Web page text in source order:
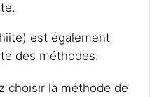
est également
des méthodes.
choisir la méthode de